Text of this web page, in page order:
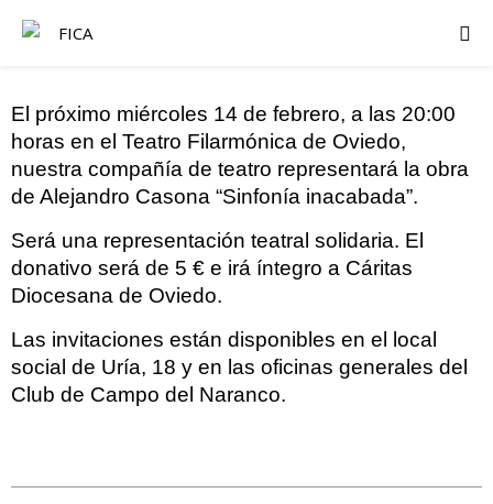
El próximo miércoles 14 de febrero, a las 20:00
horas en el Teatro Filarmónica de Oviedo,
nuestra compañía de teatro representará la obra
de Alejandro Casona “Sinfonía inacabada”.
Será una representación teatral solidaria. El
donativo será de 5 € e irá íntegro a Cáritas
Diocesana de Oviedo.
Las invitaciones están disponibles en el local
social de Uría, 18 y en las oficinas generales del
Club de Campo del Naranco.